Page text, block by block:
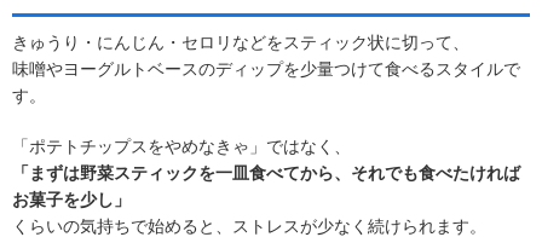
きゅうり・にんじん・セロリなどをスティック状に切って、
味噌やヨーグルトベースのディップを少量つけて食べるスタイルで
す。
「ポテトチップスをやめなきゃ」ではなく、
「まずは野菜スティックを一皿食べてから、それでも食べたければ
お菓子を少し」
くらいの気持ちで始めると、ストレスが少なく続けられます。